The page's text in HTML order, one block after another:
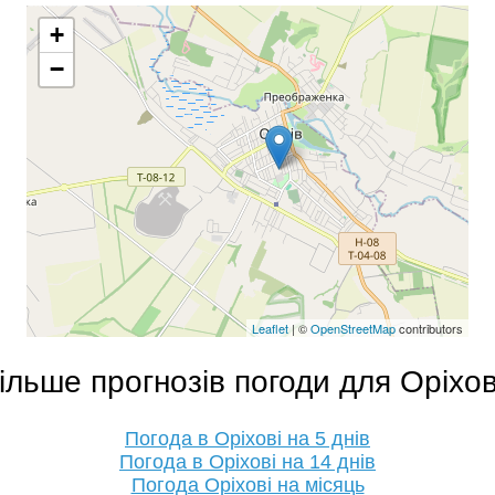
+
−
Leaflet | ©OpenStreetMapcontributors
прогнозів погоди для
Погода в Оріхові на 5 днів
Погода в Оріхові на 14 днів
Погода Оріхові на місяць